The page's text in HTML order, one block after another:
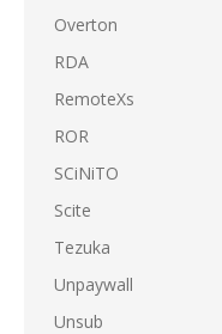
Overton
RDA
RemoteXs
ROR
SCiNiTO
Scite
Tezuka
Unpaywall
Unsub